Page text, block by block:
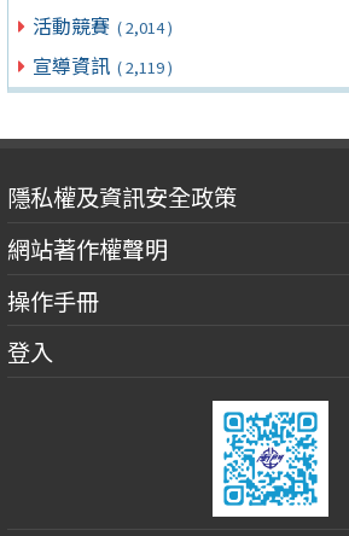
活動競賽 ( 2,014 )
宣導資訊 ( 2,119 )
隱私權及資訊安全政策
網站著作權聲明
操作手冊
登入